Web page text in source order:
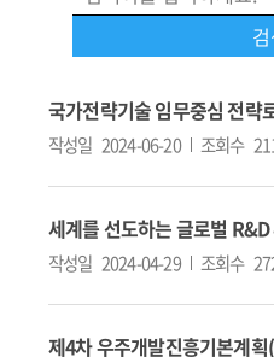
국가전략기술 임무중심 전략
작성일 2024-06-20 조회수
세계를 선도하는 글로벌
작성일 2024-04-29 조회수
제4차 우주개발진흥기본계